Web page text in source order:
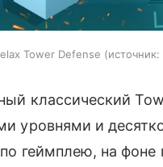
Tower Defense источник:
классический
уровнями и
по геймплею, на